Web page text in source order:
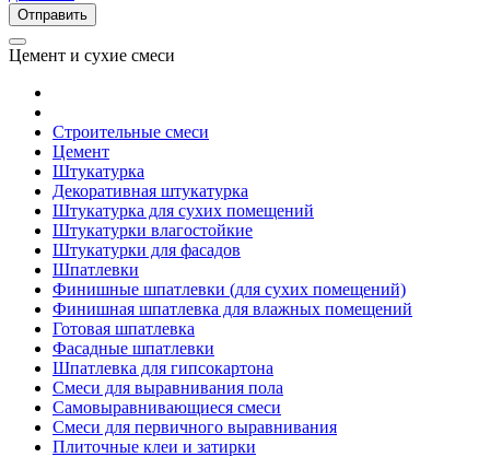
Цемент и сухие смеси
Строительные смеси
Цемент
Штукатурка
Декоративная штукатурка
Штукатурка для сухих помещений
Штукатурки влагостойкие
Штукатурки для фасадов
Шпатлевки
Финишные шпатлевки (для сухих помещений)
Финишная шпатлевка для влажных помещений
Готовая шпатлевка
Фасадные шпатлевки
Шпатлевка для гипсокартона
Смеси для выравнивания пола
Самовыравнивающиеся смеси
Смеси для первичного выравнивания
Плиточные клеи и затирки